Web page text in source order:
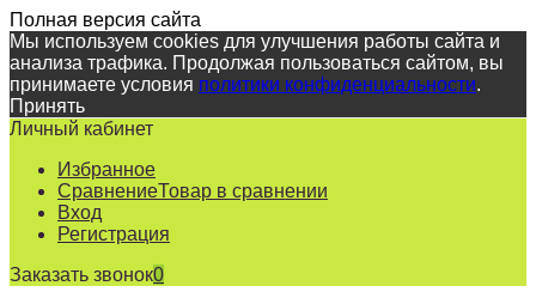
Полная версия сайта
Мы используем cookies для улучшения работы сайта и
анализа трафика. Продолжая пользоваться сайтом, вы
принимаете условия политики конфиденциальности.
Принять
Личный кабинет
Избранное
СравнениеТовар в сравнении
Вход
Регистрация
Заказать звонок0